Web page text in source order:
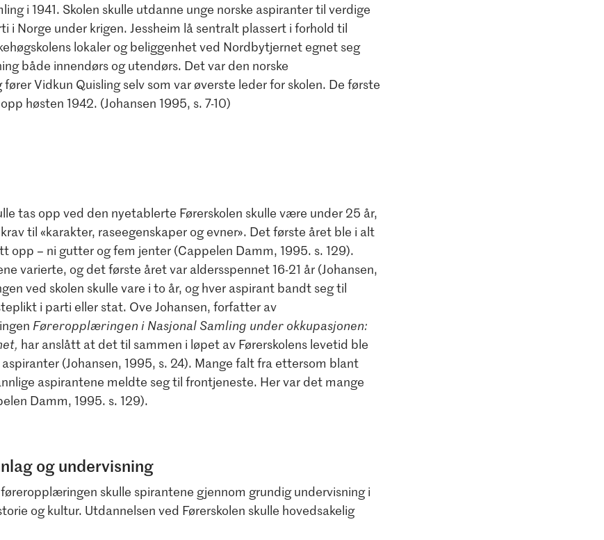
i 1941. Skolen skulle utdanne unge norske aspiranter til verdige
i Norge under krigen. Jessheim lå sentralt plassert i forhold til
lokaler og beliggenhet ved Nordbytjernet egnet seg
både innendørs og utendørs. Det var den norske
Vidkun Quisling selv som var øverste leder for skolen. De første
høsten 1942. (Johansen 1995, s. 7-10)
tas opp ved den nyetablerte Førerskolen skulle være under 25 år,
til «karakter, raseegenskaper og evner». Det første året ble i alt
opp – ni gutter og fem jenter (Cappelen Damm, 1995. s. 129).
varierte, og det første året var aldersspennet 16-21 år (Johansen,
ved skolen skulle vare i to år, og hver aspirant bandt seg til
i parti eller stat. Ove Johansen, forfatter av
Føreropplæringen i Nasjonal Samling under okkupasjonen:
har anslått at det til sammen i løpet av Førerskolens levetid ble
(Johansen, 1995, s. 24). Mange falt fra ettersom blant
aspirantene meldte seg til frontjeneste. Her var det mange
Damm, 1995. s. 129).
og undervisning
skulle spirantene gjennom grundig undervisning i
og kultur. Utdannelsen ved Førerskolen skulle hovedsakelig